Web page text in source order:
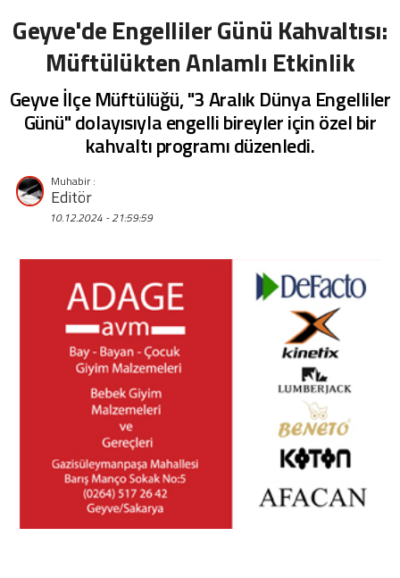
Geyve'de Engelliler Günü Kahvaltısı:
Müftülükten Anlamlı Etkinlik
Geyve İlçe Müftülüğü, "3 Aralık Dünya Engelliler
Günü" dolayısıyla engelli bireyler için özel bir
kahvaltı programı düzenledi.
Editör
10.12.2024 - 21:59:59